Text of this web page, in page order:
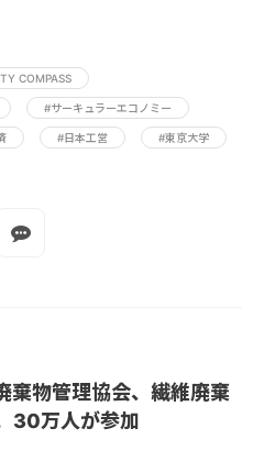
COMPASS
#サーキュラーエコノミー
#日本工営 #東京大学
棄物管理協会、繊維廃棄
30万人が参加